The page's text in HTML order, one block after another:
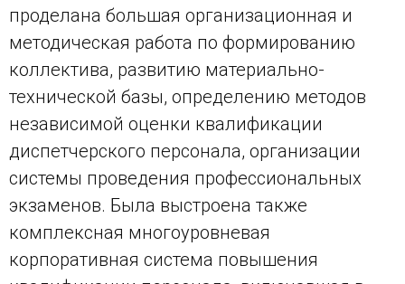
проделана большая организационная и
методическая работа по формированию
коллектива, развитию материально-
технической базы, определению методов
независимой оценки квалификации
диспетчерского персонала, организации
системы проведения профессиональных
экзаменов. Была выстроена также
комплексная многоуровневая
корпоративная система повышения